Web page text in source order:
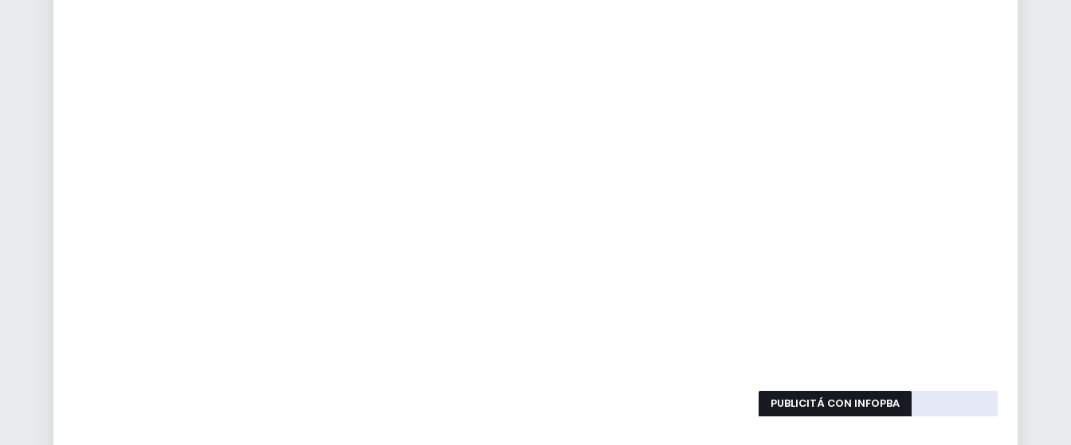
PUBLICITÁ CON INFOPBA